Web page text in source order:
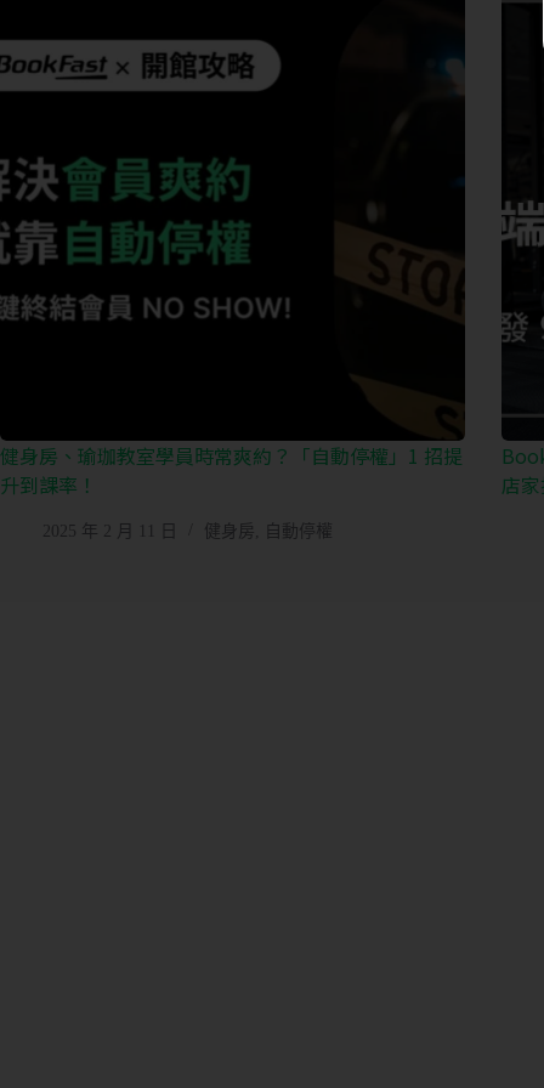
健身房、瑜珈教室學員時常爽約？「自動停權」1 招提
升到課率！
2025 年 2 月 11 日 健身房 自動停權
店